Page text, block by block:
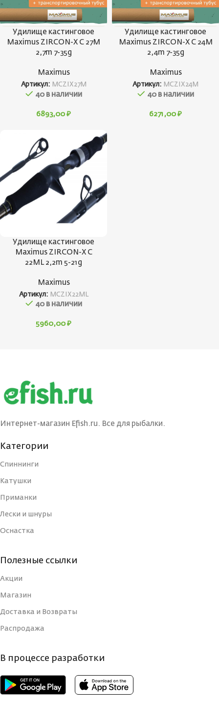
Удилище кастинговое
Maximus ZIRCON-X C 27M
2,7m 7-35g
Maximus
Артикул: MCZIX27M
40 в наличии
6893,00 ₽
Удилище кастинговое
Maximus ZIRCON-X C 24M
2,4m 7-35g
Maximus
Артикул: MCZIX24M
40 в наличии
6271,00 ₽
Удилище кастинговое
Maximus ZIRCON-X C
22ML 2,2m 5-21g
Maximus
Артикул: MCZIX22ML
40 в наличии
5960,00 ₽
Интернет-магазин Efish.ru. Все для рыбалки.
Категории
Спиннинги
Катушки
Приманки
Лески и шнуры
Оснастка
Полезные ссылки
Акции
Магазин
Доставка и Возвраты
Распродажа
В процессе разработки